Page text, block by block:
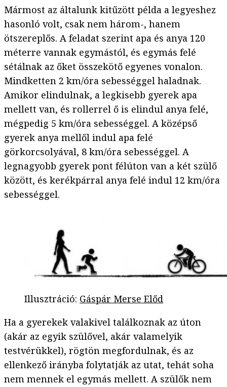
Mármost az általunk kitűzött példa a legyeshez
hasonló volt, csak nem három-, hanem
ötszereplős. A feladat szerint apa és anya 120
méterre vannak egymástól, és egymás felé
sétálnak az őket összekötő egyenes vonalon.
Mindketten 2 km/óra sebességgel haladnak.
Amikor elindulnak, a legkisebb gyerek apa
mellett van, és rollerrel ő is elindul anya felé,
mégpedig 5 km/óra sebességgel. A középső
gyerek anya mellől indul apa felé
görkorcsolyával, 8 km/óra sebességgel. A
legnagyobb gyerek pont félúton van a két szülő
között, és kerékpárral anya felé indul 12 km/óra
sebességgel.
Illusztráció: Gáspár Merse Előd
Ha a gyerekek valakivel találkoznak az úton
(akár az egyik szülővel, akár valamelyik
testvérükkel), rögtön megfordulnak, és az
ellenkező irányba folytatják az utat, tehát soha
nem mennek el egymás mellett. A szülők nem